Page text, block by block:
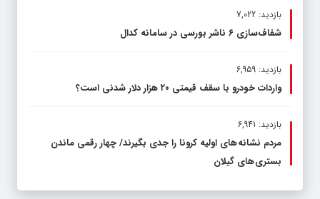
بازدید: 7,022
شفاف‌سازی ۶ ناشر بورسی در سامانه کدال
بازدید: 6,959
واردات خودرو با سقف قیمتی ۲۰ هزار دلار شدنی است؟
بازدید: 6,941
مردم نشانه های اولیه کرونا را جدی بگیرند/ چهار رقمی ماندن
بستری های گیلان